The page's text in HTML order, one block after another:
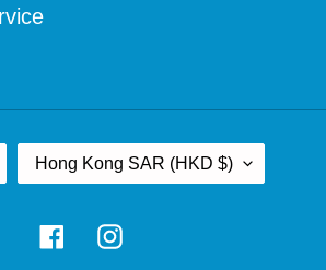
C
O
Hong Kong SAR (HKD $)
FacebookInstagram